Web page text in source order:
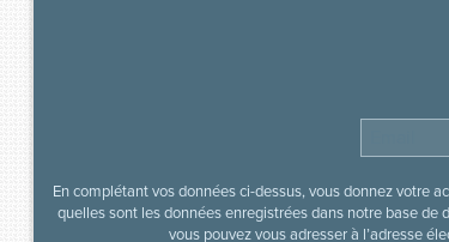
En complétant vos données ci-dessus, vous donnez votre
quelles sont les données enregistrées dans notre base
vous pouvez vous adresser à l’adresse